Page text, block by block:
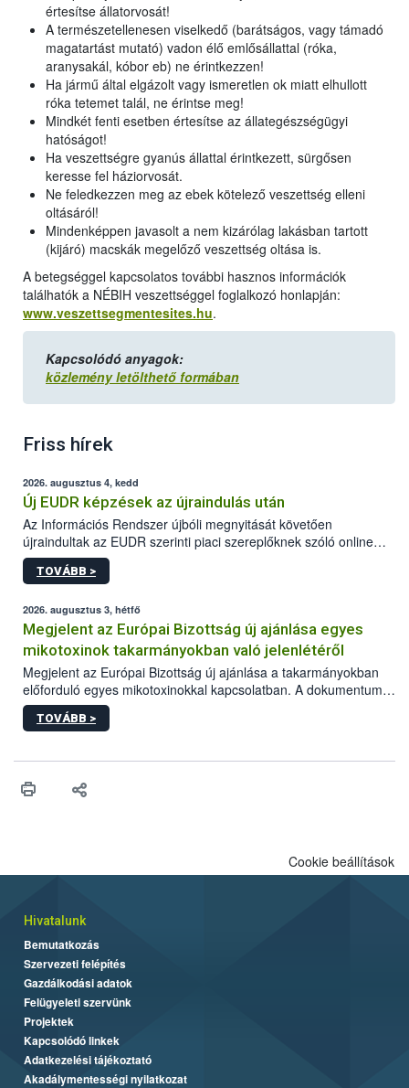
értesítse állatorvosát!
A természetellenesen viselkedő (barátságos, vagy támadó
magatartást mutató) vadon élő emlősállattal (róka,
aranysakál, kóbor eb) ne érintkezzen!
Ha jármű által elgázolt vagy ismeretlen ok miatt elhullott
róka tetemet talál, ne érintse meg!
Mindkét fenti esetben értesítse az állategészségügyi
hatóságot!
Ha veszettségre gyanús állattal érintkezett, sürgősen
keresse fel háziorvosát.
Ne feledkezzen meg az ebek kötelező veszettség elleni
oltásáról!
Mindenképpen javasolt a nem kizárólag lakásban tartott
(kijáró) macskák megelőző veszettség oltása is.
A betegséggel kapcsolatos további hasznos információk
találhatók a NÉBIH veszettséggel foglalkozó honlapján:
www.veszettsegmentesites.hu.
Kapcsolódó anyagok:
közlemény letölthető formában
Friss hírek
2026. augusztus 4, kedd
Új EUDR képzések az újraindulás után
Az Információs Rendszer újbóli megnyitását követően
újraindultak az EUDR szerinti piaci szereplőknek szóló online
képzések.
TOVÁBB >
2026. augusztus 3, hétfő
Megjelent az Európai Bizottság új ajánlása egyes
mikotoxinok takarmányokban való jelenlétéről
Megjelent az Európai Bizottság új ajánlása a takarmányokban
előforduló egyes mikotoxinokkal kapcsolatban. A dokumentum
2027-től új irányértékek alkalmazását írja elő, és a jelenleg
hatályos uniós ajánlások helyébe lép.
TOVÁBB >
Cookie beállítások
Hivatalunk
Bemutatkozás
Szervezeti felépítés
Gazdálkodási adatok
Felügyeleti szervünk
Projektek
Kapcsolódó linkek
Adatkezelési tájékoztató
Akadálymentességi nyilatkozat